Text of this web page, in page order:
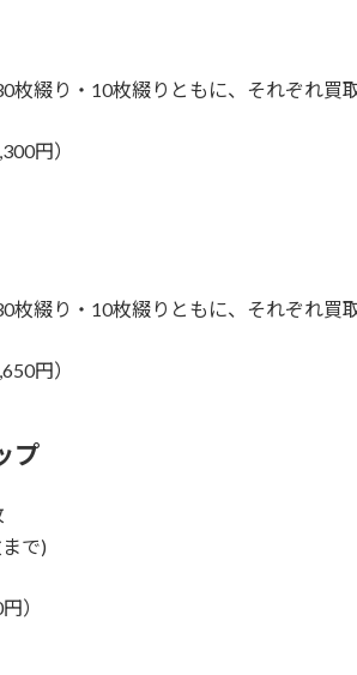
枚綴り・10枚綴りともに、それぞれ買
円）
枚綴り・10枚綴りともに、それぞれ買
円）
プ
で)
）